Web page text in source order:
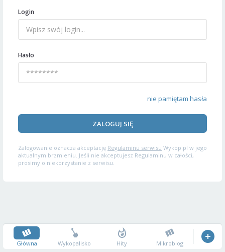
Login
Hasło
nie pamiętam hasła
ZALOGUJ SIĘ
Zalogowanie oznacza akceptację Regulaminu serwisu Wykop.pl w jego
aktualnym brzmieniu. Jeśli nie akceptujesz Regulaminu w całości,
prosimy o niekorzystanie z serwisu.
Główna Wykopalisko Hity Mikroblog